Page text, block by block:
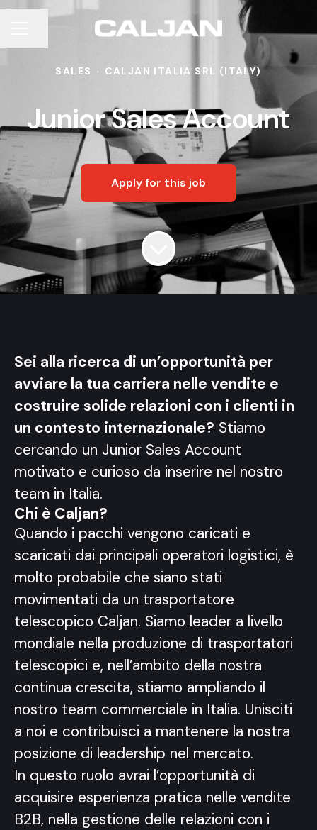
SALES · CALJAN ITALIA SRL (ITALY)
Junior Sales Account
Apply for this job
Sei alla ricerca di un’opportunità per
avviare la tua carriera nelle vendite e
costruire solide relazioni con i clienti in
un contesto internazionale? Stiamo
cercando un Junior Sales Account
motivato e curioso da inserire nel nostro
team in Italia.
Chi è Caljan?
Quando i pacchi vengono caricati e
scaricati dai principali operatori logistici, è
molto probabile che siano stati
movimentati da un trasportatore
telescopico Caljan. Siamo leader a livello
mondiale nella produzione di trasportatori
telescopici e, nell’ambito della nostra
continua crescita, stiamo ampliando il
nostro team commerciale in Italia. Unisciti
a noi e contribuisci a mantenere la nostra
posizione di leadership nel mercato.
In questo ruolo avrai l’opportunità di
acquisire esperienza pratica nelle vendite
B2B, nella gestione delle relazioni con i